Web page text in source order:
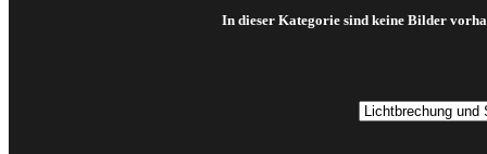
In dieser Kategorie sind keine Bilder